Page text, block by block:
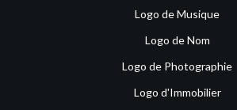
Logo de Musique
Logo de Nom
Logo de Photographie
Logo d'Immobilier